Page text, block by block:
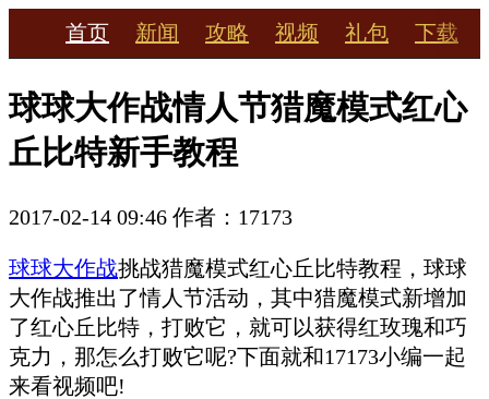
首页 新闻 攻略 视频 礼包 下载
球球大作战情人节猎魔模式红心
丘比特新手教程
2017-02-14 09:46 作者：17173
球球大作战挑战猎魔模式红心丘比特教程，球球
大作战推出了情人节活动，其中猎魔模式新增加
了红心丘比特，打败它，就可以获得红玫瑰和巧
克力，那怎么打败它呢?下面就和17173小编一起
来看视频吧!